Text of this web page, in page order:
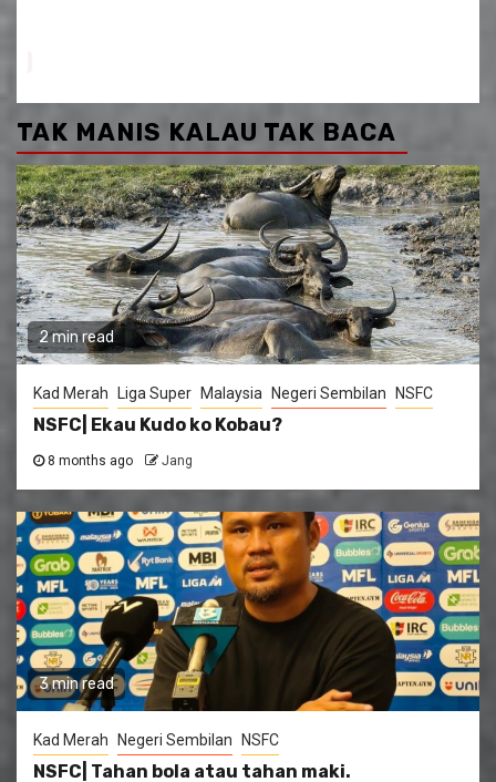
TAK MANIS KALAU TAK BACA
2 min read
Kad Merah Liga Super Malaysia Negeri Sembilan NSFC
NSFC| Ekau Kudo ko Kobau?
8 months ago Jang
3 min read
Kad Merah Negeri Sembilan NSFC
NSFC| Tahan bola atau tahan maki.